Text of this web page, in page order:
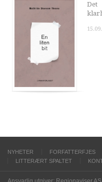
Det
NYHETER FORFATTERFJES
LITTERÆRT SPALTET